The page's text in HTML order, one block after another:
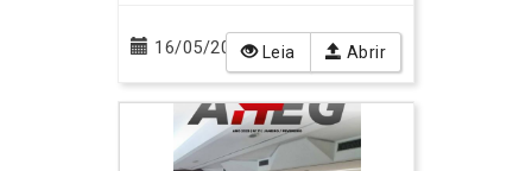
16/05/2025 Leia Abrir